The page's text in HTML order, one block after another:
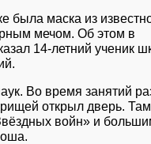
была маска из
мечом. Об этом в
14-летний ученик
Во время занятий
открыл дверь.
войн» и